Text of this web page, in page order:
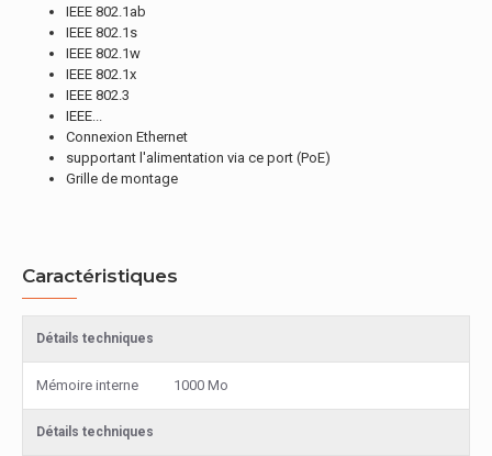
IEEE 802.1ab
IEEE 802.1s
IEEE 802.1w
IEEE 802.1x
IEEE 802.3
IEEE...
Connexion Ethernet
supportant l'alimentation via ce port (PoE)
Grille de montage
Caractéristiques
Détails techniques
Mémoire interne 1000 Mo
Détails techniques